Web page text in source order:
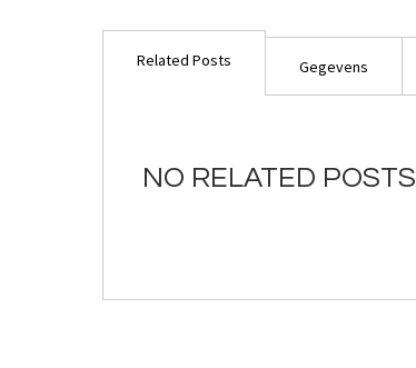
gallerij
Related Posts
NO RELATED POSTS
Gegevens